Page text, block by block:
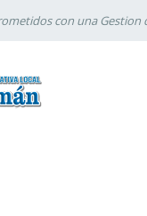
con una Gestion